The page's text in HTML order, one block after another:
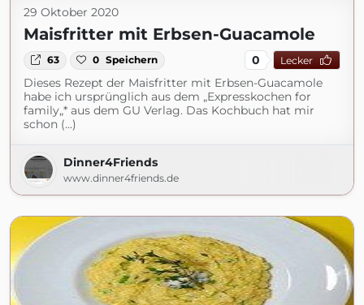
29 Oktober 2020
Maisfritter mit Erbsen-Guacamole
63 0 Speichern 0 Lecker
Dieses Rezept der Maisfritter mit Erbsen-Guacamole
habe ich ursprünglich aus dem „Expresskochen for
family„* aus dem GU Verlag. Das Kochbuch hat mir
schon (...)
Dinner4Friends
www.dinner4friends.de